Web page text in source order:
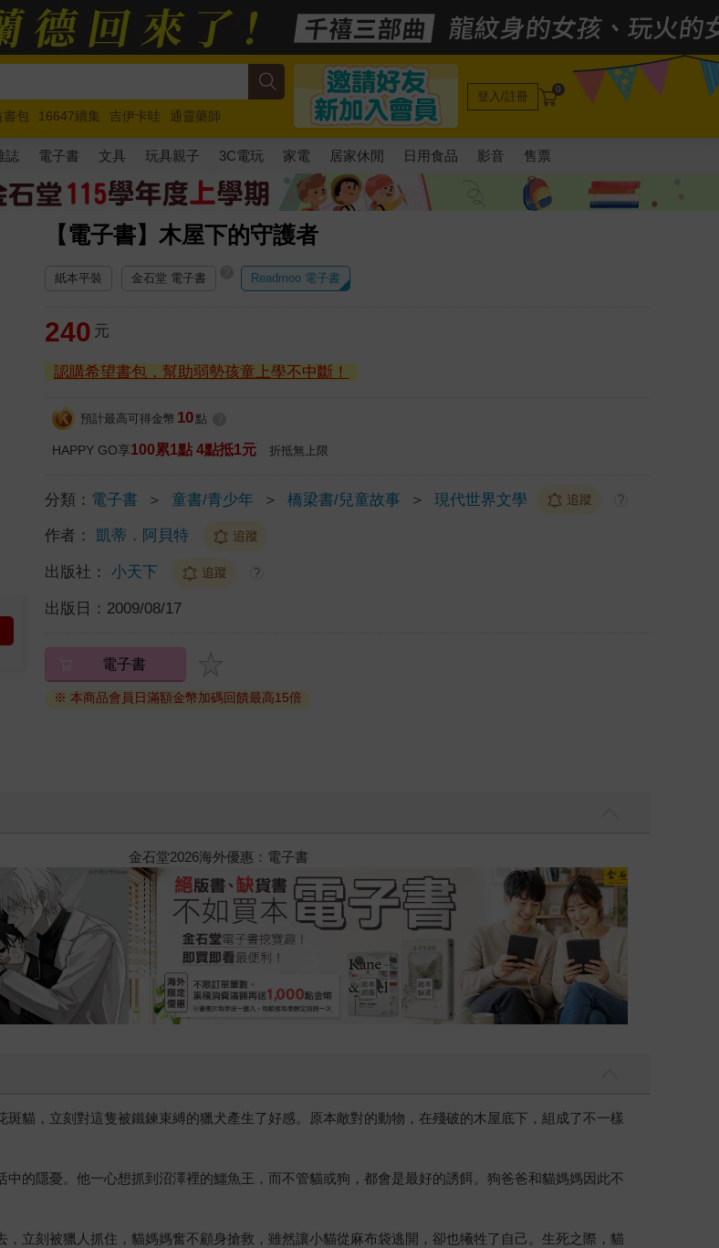
書包 16647續集 吉伊卡哇
通靈藥師
克 玩具總動員5 超慢跑
登入/註冊 0
誌 電子書 文具 玩具親子 3C電玩 家電 居家休閒 日用食品 影音 售票
【電子書】木屋下的守護者
紙本平裝 金石堂 電子書 Readmoo 電子書
240 元
認購希望書包，幫助弱勢孩童上學不中斷！
預計最高可得金幣 10 點
HAPPY GO享100累1點 4點抵1元 折抵無上限
分類： 電子書 ＞ 童書/青少年 ＞ 橋梁書/兒童故事 ＞ 現代世界文學 追蹤 ?
作者： 凱蒂．阿貝特 追蹤
出版社： 小天下 追蹤 ?
出版日： 2009/08/17
電子書
※ 本商品會員日滿額金幣加碼回饋最高15倍
2026金石堂暑假漫博〈你好，我吃一點〉第二波
貓，立刻對這隻被鐵鍊束縛的獵犬產生了好感。原本敵對的動物，在殘破的木屋底下，組成了不一樣
的隱憂。他一心想抓到沼澤裡的鱷魚王，而不管貓或狗，都會是最好的誘餌。狗爸爸和貓媽媽因此不
立刻被獵人抓住，貓媽媽奮不顧身搶救，雖然讓小貓從麻布袋逃開，卻也犧牲了自己。生死之際，貓